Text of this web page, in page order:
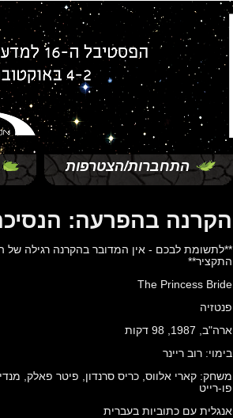
התחברות/הצטרפות
הקרנה בהפרעה:
**לתשומת לבכם - אין המדובר בהקרנה רגילה
התקציר**
The Princess Bride
פנטזיה
ארה"ב, 1987, 98 דקות
בימוי: רוב ריינר
משחק: קארי אלווס, כריס סרנדון, פיטר פאלק, מנדי
פו-רייט
אנגלית עם כתוביות בעברית